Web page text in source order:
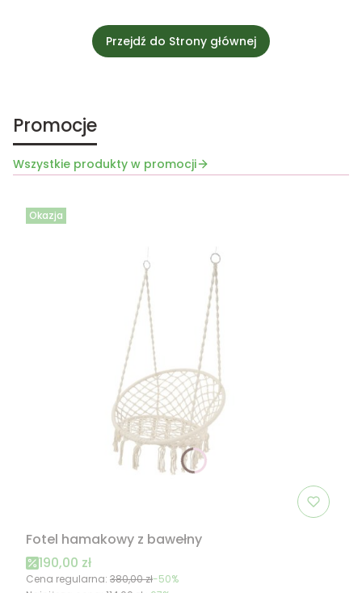
Przejdź do Strony głównej
Promocje
Wszystkie produkty w promocji
Okazja
Fotel hamakowy z bawełny
Cena promocyjna
190,00 zł
Cena regularna: 380,00 zł-50%